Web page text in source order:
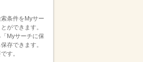
条件をMyサー
ができます。
Myサーチに保
存できます。
す。